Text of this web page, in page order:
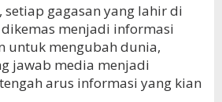
setiap gagasan yang lahir di
menjadi informasi
untuk mengubah dunia,
jawab media menjadi
arus informasi yang kian